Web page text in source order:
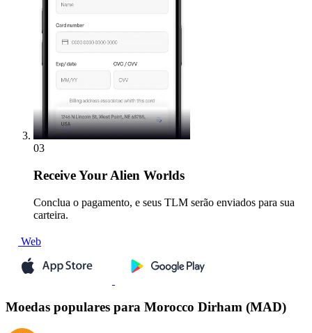
03
ReceiveYour Alien Worlds
Conclua o pagamento, e seus TLM serão enviados para sua
carteira.
Web
Moedas populares para Morocco Dirham (MAD)